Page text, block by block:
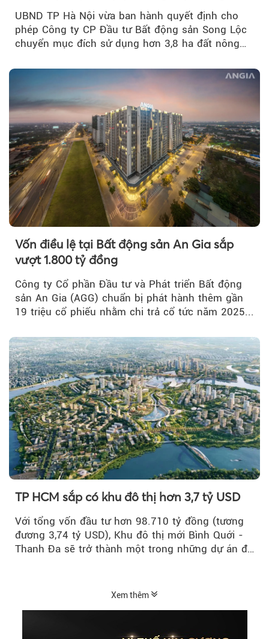
UBND TP Hà Nội vừa ban hành quyết định cho
phép Công ty CP Đầu tư Bất động sản Song Lộc
chuyển mục đích sử dụng hơn 3,8 ha đất nông
Vốn điều lệ tại Bất động sản An Gia sắp
vượt 1.800 tỷ đồng
Công ty Cổ phần Đầu tư và Phát triển Bất động
sản An Gia (AGG) chuẩn bị phát hành thêm gần
19 triệu cổ phiếu nhằm chi trả cổ tức năm 2025...
TP HCM sắp có khu đô thị hơn 3,7 tỷ USD
Với tổng vốn đầu tư hơn 98.710 tỷ đồng (tương
đương 3,74 tỷ USD), Khu đô thị mới Bình Quới -
Thanh Đa sẽ trở thành một trong những dự án đô
Xem thêm